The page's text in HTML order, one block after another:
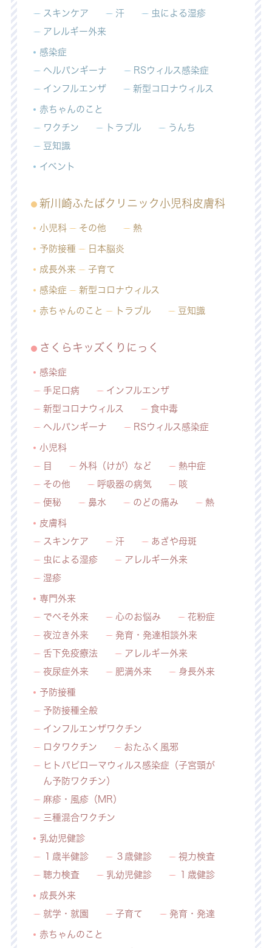
スキンケア
汗
虫による湿疹
アレルギー外来
感染症
ヘルパンギーナ
RSウィルス感染症
インフルエンザ
新型コロナウィルス
赤ちゃんのこと
ワクチン
トラブル
うんち
豆知識
イベント
新川崎ふたばクリニック小児科皮膚科
小児科 その他 熱
予防接種 日本脳炎
成長外来 子育て
感染症 新型コロナウィルス
赤ちゃんのこと トラブル 豆知識
さくらキッズくりにっく
感染症
手足口病
インフルエンザ
新型コロナウィルス
食中毒
ヘルパンギーナ
RSウィルス感染症
小児科
目
外科（けが）など
熱中症
その他
呼吸器の病気
咳
便秘
鼻水 のどの痛み 熱
皮膚科
スキンケア
汗
あざや母斑
虫による湿疹
アレルギー外来
湿疹
専門外来
でべそ外来
心のお悩み
花粉症
夜泣き外来
発育・発達相談外来
舌下免疫療法
アレルギー外来
夜尿症外来
肥満外来 身長外来
予防接種
予防接種全般
インフルエンザワクチン
ロタワクチン
おたふく風邪
ヒトパピローマウィルス感染症（子宮頸が
ん予防ワクチン）
麻疹・風疹（MR）
三種混合ワクチン
乳幼児健診
１歳半健診
３歳健診
視力検査
聴力検査
乳幼児健診 １歳健診
成長外来
就学・就園
子育て 発育・発達
赤ちゃんのこと